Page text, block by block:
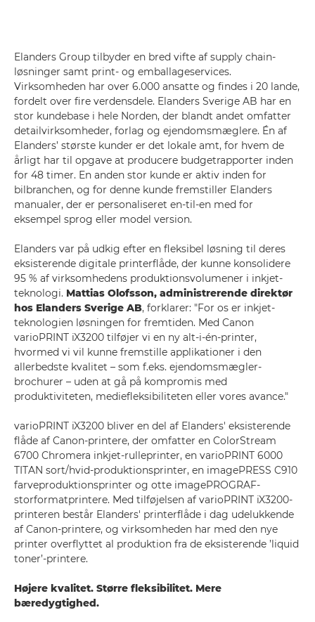
Elanders Group tilbyder en bred vifte af supply chain-
løsninger samt print- og emballageservices.
Virksomheden har over 6.000 ansatte og findes i 20 lande,
fordelt over fire verdensdele. Elanders Sverige AB har en
stor kundebase i hele Norden, der blandt andet omfatter
detailvirksomheder, forlag og ejendomsmæglere. Én af
Elanders’ største kunder er det lokale amt, for hvem de
årligt har til opgave at producere budgetrapporter inden
for 48 timer. En anden stor kunde er aktiv inden for
bilbranchen, og for denne kunde fremstiller Elanders
manualer, der er personaliseret en-til-en med for
eksempel sprog eller model version.
Elanders var på udkig efter en fleksibel løsning til deres
eksisterende digitale printerflåde, der kunne konsolidere
95 % af virksomhedens produktionsvolumener i inkjet-
teknologi. Mattias Olofsson, administrerende direktør
hos Elanders Sverige AB, forklarer: "For os er inkjet-
teknologien løsningen for fremtiden. Med Canon
varioPRINT iX3200 tilføjer vi en ny alt-i-én-printer,
hvormed vi vil kunne fremstille applikationer i den
allerbedste kvalitet – som f.eks. ejendomsmægler-
brochurer – uden at gå på kompromis med
produktiviteten, mediefleksibiliteten eller vores avance."
varioPRINT iX3200 bliver en del af Elanders' eksisterende
flåde af Canon-printere, der omfatter en ColorStream
6700 Chromera inkjet-rulleprinter, en varioPRINT 6000
TITAN sort/hvid-produktionsprinter, en imagePRESS C910
farveproduktionsprinter og otte imagePROGRAF-
storformatprintere. Med tilføjelsen af varioPRINT iX3200-
printeren består Elanders' printerflåde i dag udelukkende
af Canon-printere, og virksomheden har med den nye
printer overflyttet al produktion fra de eksisterende ’liquid
toner’-printere.
Højere kvalitet. Større fleksibilitet. Mere
bæredygtighed.